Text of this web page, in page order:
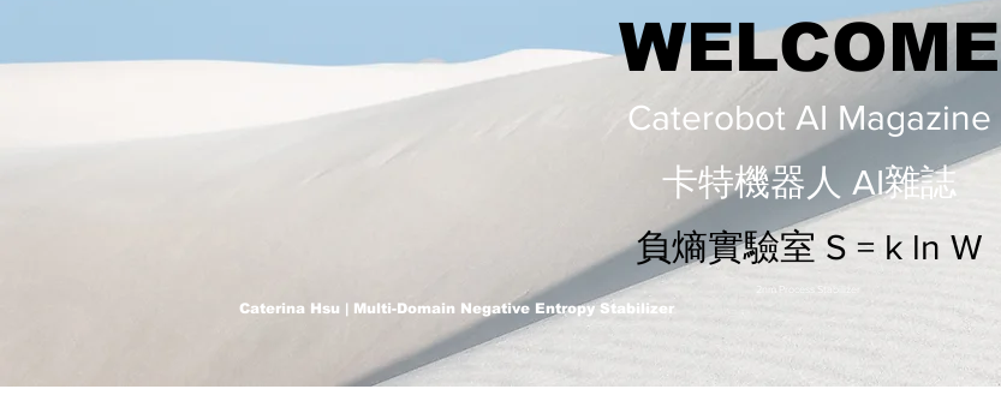
WELCOME
Caterobot AI Magazine
​​卡特機器人 AI雜誌
負熵實驗室 S = k ln W
2nm Process Stabilizer
Caterina Hsu | Multi-Domain Negative Entropy Stabilizer